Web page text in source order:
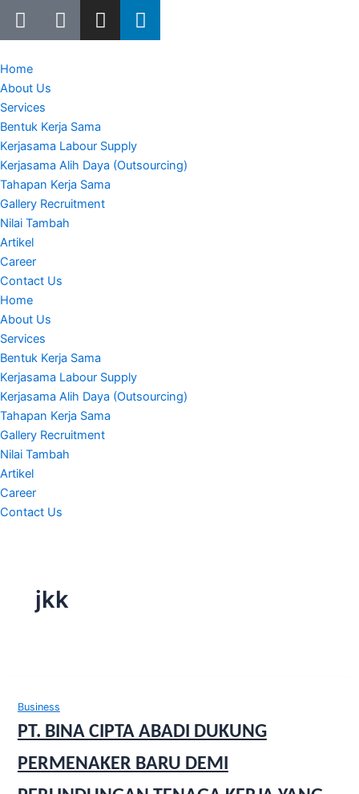
W
h
t
s
a
p
p
E
n
p
e
I
n
r
a
m
L
i
Home
About Us
Services
Bentuk Kerja Sama
Kerjasama Labour Supply
Kerjasama Alih Daya (Outsourcing)
Tahapan Kerja Sama
Gallery Recruitment
Nilai Tambah
Artikel
Career
Contact Us
Home
About Us
Services
Bentuk Kerja Sama
Kerjasama Labour Supply
Kerjasama Alih Daya (Outsourcing)
Tahapan Kerja Sama
Gallery Recruitment
Nilai Tambah
Artikel
Career
Contact Us
jkk
Business
PT. BINA CIPTA ABADI DUKUNG
PERMENAKER BARU DEMI